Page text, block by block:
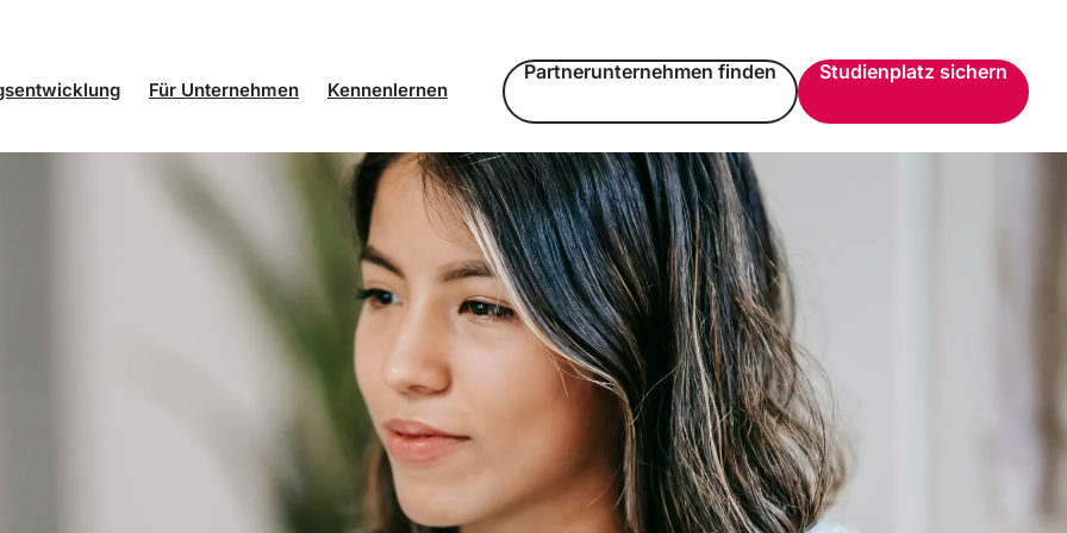
Für Unternehmen
Eigene Talente entwickeln
Neue Talente finden
Kennenlernen
Identität der Stiftung
Standorte
Alumni und Netzwerk
Partnerunternehmen
Team und Kontakt
Partnerunternehmen finden Studienplatz sichern